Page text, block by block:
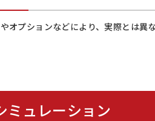
オプションなどにより、実際とは異
ミュレーション